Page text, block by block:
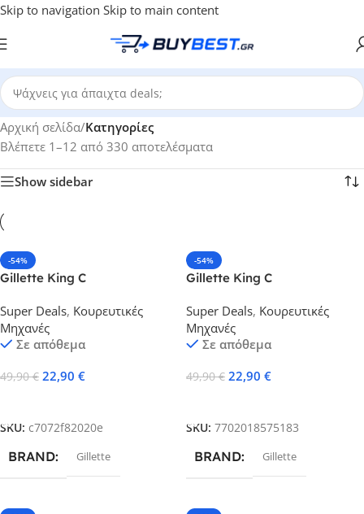
Skip to navigation Skip to main content
Αρχική σελίδα/Κατηγορίες
Βλέπετε 1–12 από 330 αποτελέσματα
Show sidebar
-54%
Gillette King C
Μηχανή
Super Deals, Κουρευτικές
Μηχανές
Σε απόθεμα
49,90€ 22,90 €
SKU: c7072f82020e
BRAND Gillette
-54%
Gillette King C
Μηχανή
Super Deals, Κουρευτικές
Μηχανές
Σε απόθεμα
49,90€ 22,90 €
SKU: 7702018575183
BRAND Gillette